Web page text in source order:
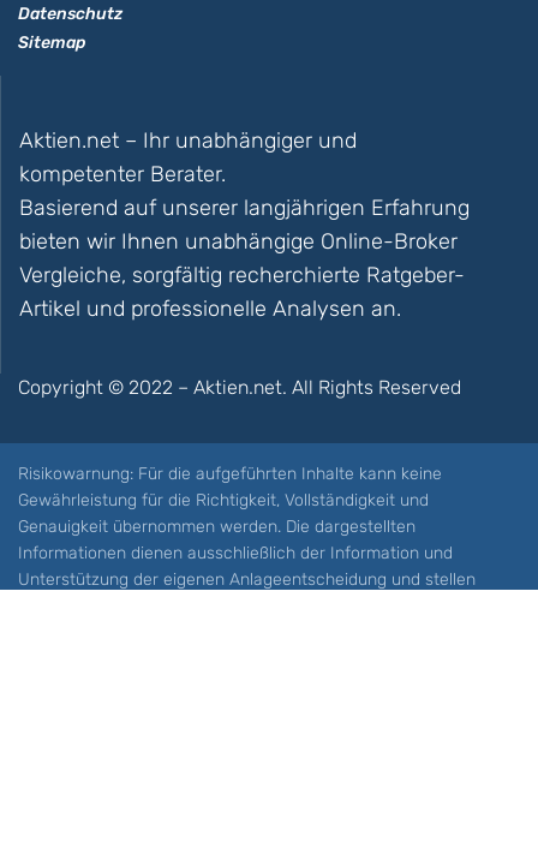
Datenschutz
Sitemap
Aktien.net – Ihr unabhängiger und
kompetenter Berater.
Basierend auf unserer langjährigen Erfahrung
bieten wir Ihnen unabhängige Online-Broker
Vergleiche, sorgfältig recherchierte Ratgeber-
Artikel und professionelle Analysen an.
Copyright © 2022 – Aktien.net. All Rights Reserved
Risikowarnung: Für die aufgeführten Inhalte kann keine
Gewährleistung für die Richtigkeit, Vollständigkeit und
Genauigkeit übernommen werden. Die dargestellten
Informationen dienen ausschließlich der Information und
Unterstützung der eigenen Anlageentscheidung und stellen